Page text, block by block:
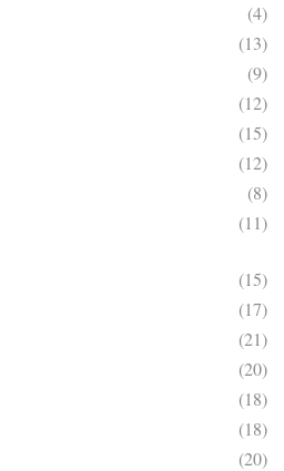
(4)
(13)
(9)
(12)
(15)
(12)
(8)
(11)
(15)
(17)
(21)
(20)
(18)
(18)
(20)